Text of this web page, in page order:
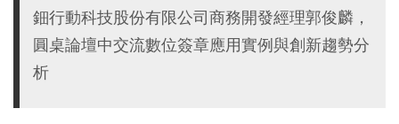
鈿行動科技股份有限公司商務開發經理郭俊麟，
圓桌論壇中交流數位簽章應用實例與創新趨勢分
析